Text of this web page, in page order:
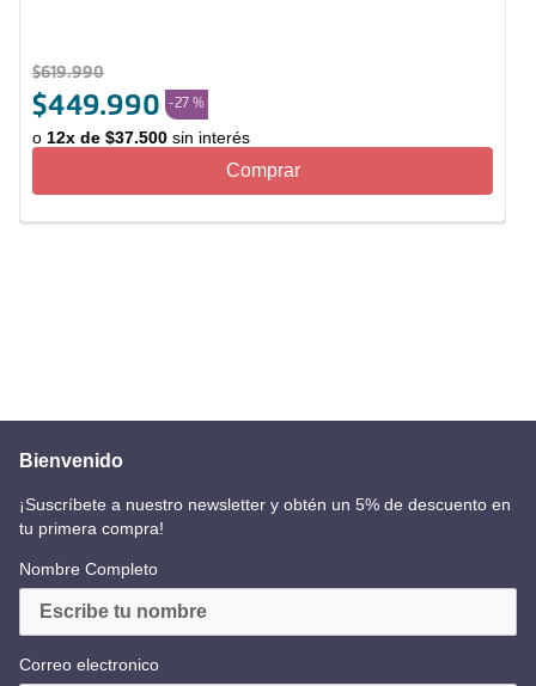
$619.990
$449.990 -27 %
o 12x de $37.500 sin interés
Comprar
Bienvenido
¡Suscríbete a nuestro newsletter y obtén un 5% de descuento en
tu primera compra!
Nombre Completo
Correo electronico